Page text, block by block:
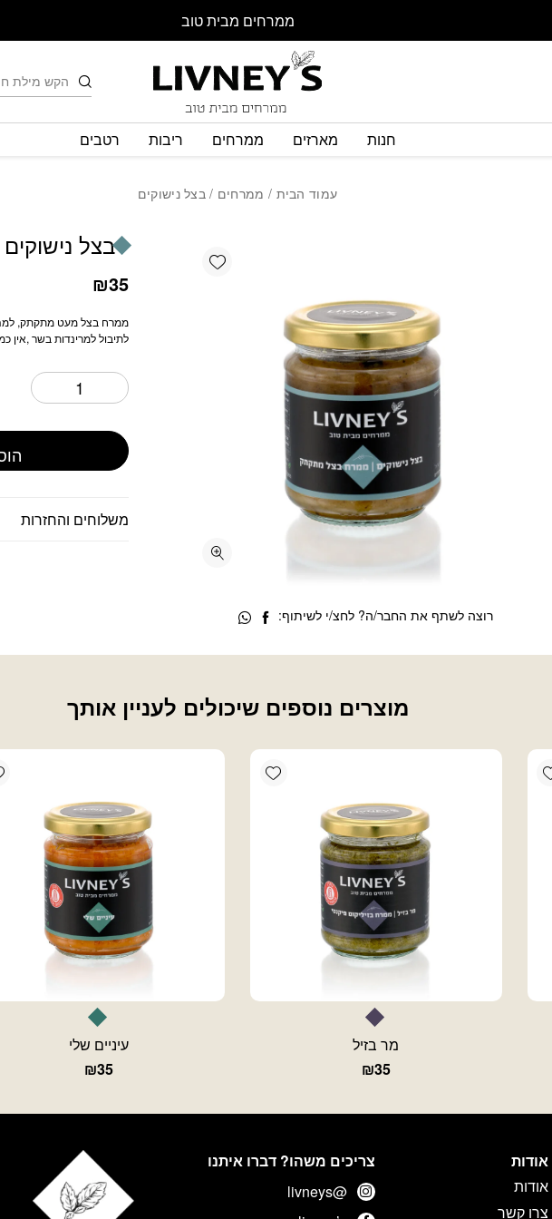
ממרחים מבית טוב
חיפוש
חנות מארזים ממרחים ריבות רטבים
עמוד הבית / ממרחים / בצל נישוקים
בצל נישוקים
₪35
ממרח בצל מעט מתקתק,
לתיבול למרינדות בשר ,אין
משלוחים והחזרות
Add wishlist
רוצה לשתף את החבר/ה? לחצ/י לשיתוף:
מוצרים נוספים שיכולים לעניין אותך
Add wishlist
Add wishlist
מר בזיל
₪35
עיניים שלי
₪35
אודות
אודות
צרו קשר
צריכים משהו? דברו איתנו
@livneys